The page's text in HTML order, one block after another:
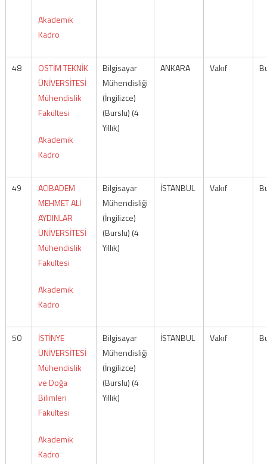
Akademik
Kadro
48
OSTİM TEKNİK
ÜNİVERSİTESİ
Mühendislik
Fakültesi
Akademik
Kadro
Bilgisayar
Mühendisliği
(İngilizce)
(Burslu) (4
Yıllık)
ANKARA Vakıf
49
ACIBADEM
MEHMET ALİ
AYDINLAR
ÜNİVERSİTESİ
Mühendislik
Fakültesi
Akademik
Kadro
Bilgisayar
Mühendisliği
(İngilizce)
(Burslu) (4
Yıllık)
İSTANBUL Vakıf
50
İSTİNYE
ÜNİVERSİTESİ
Mühendislik
ve Doğa
Bilimleri
Fakültesi
Akademik
Kadro
Bilgisayar
Mühendisliği
(İngilizce)
(Burslu) (4
Yıllık)
İSTANBUL Vakıf